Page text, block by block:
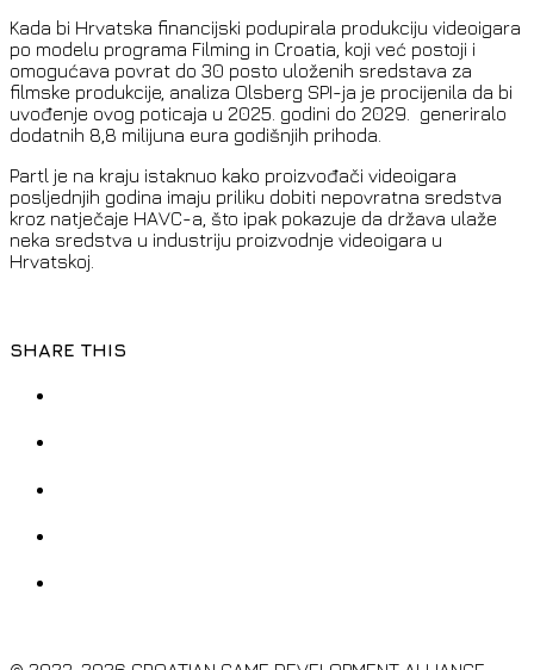
Kada bi Hrvatska financijski podupirala produkciju videoigara
po modelu programa Filming in Croatia, koji već postoji i
omogućava povrat do 30 posto uloženih sredstava za
filmske produkcije, analiza Olsberg SPI-ja je procijenila da bi
uvođenje ovog poticaja u 2025. godini do 2029. generiralo
dodatnih 8,8 milijuna eura godišnjih prihoda.
Partl je na kraju istaknuo kako proizvođači videoigara
posljednjih godina imaju priliku dobiti nepovratna sredstva
kroz natječaje HAVC-a, što ipak pokazuje da država ulaže
neka sredstva u industriju proizvodnje videoigara u
Hrvatskoj.
SHARE THIS